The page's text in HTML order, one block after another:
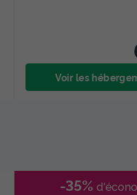
Voir les
-35%